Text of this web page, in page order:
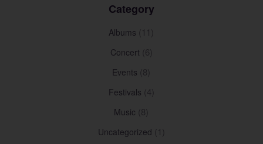
Category
Albums (11)
Concert (6)
Events (8)
Festivals (4)
Music (8)
Uncategorized (1)